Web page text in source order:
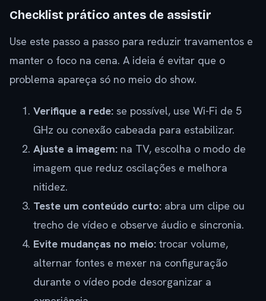
Checklist prático antes de assistir
Use este passo a passo para reduzir travamentos e
manter o foco na cena. A ideia é evitar que o
problema apareça só no meio do show.
Verifique a rede: se possível, use Wi-Fi de 5
GHz ou conexão cabeada para estabilizar.
Ajuste a imagem: na TV, escolha o modo de
imagem que reduz oscilações e melhora
nitidez.
Teste um conteúdo curto: abra um clipe ou
trecho de vídeo e observe áudio e sincronia.
Evite mudanças no meio: trocar volume,
alternar fontes e mexer na configuração
durante o vídeo pode desorganizar a